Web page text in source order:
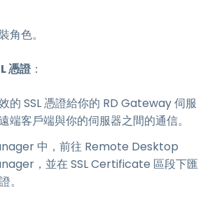
角色。
憑證：
的 SSL 憑證給你的 RD Gateway 伺服
端客戶端與你的伺服器之間的通信。
中，前往 Remote Desktop
，並在 SSL Certificate 區段下匯
。